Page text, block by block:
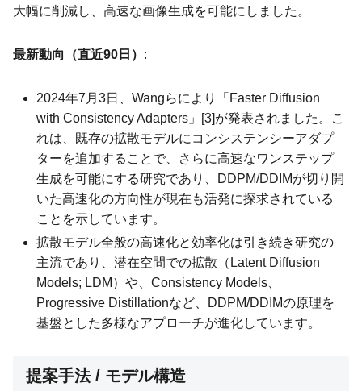
大幅に削減し、高速な画像生成を可能にしました。
最新動向（直近90日） :
2024年7月3日、Wangらにより「Faster Diffusion
with Consistency Adapters」[3]が発表されました。こ
れは、既存の拡散モデルにコンシステンシーアダプ
ターを追加することで、さらに高速なワンステップ
生成を可能にする研究であり、DDPM/DDIMが切り開
いた高速化の方向性が現在も活発に探求されている
ことを示しています。
拡散モデル全般の高速化と効率化は引き続き研究の
主流であり、潜在空間での拡散（Latent Diffusion
Models; LDM）や、Consistency Models、
Progressive Distillationなど、DDPM/DDIMの原理を
基盤とした多様なアプローチが進化しています。
提案手法 / モデル構造